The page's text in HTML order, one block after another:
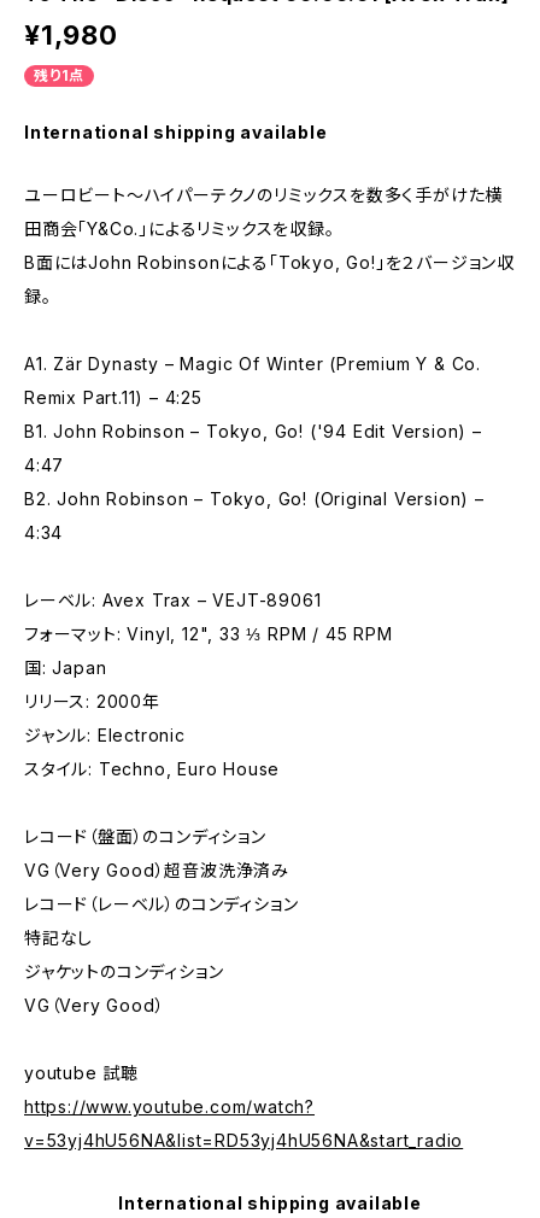
¥1,980
残り1点
International shipping available
ユーロビート～ハイパーテクノのリミックスを数多く手がけた横
田商会「Y&Co.」によるリミックスを収録。
B面にはJohn Robinsonによる「Tokyo, Go!」を２バージョン収
録。
A1. Zär Dynasty – Magic Of Winter (Premium Y & Co.
Remix Part.11) – 4:25
B1. John Robinson – Tokyo, Go! ('94 Edit Version) –
4:47
B2. John Robinson – Tokyo, Go! (Original Version) –
4:34
レーベル: Avex Trax – VEJT-89061
フォーマット: Vinyl, 12", 33 ⅓ RPM / 45 RPM
国: Japan
リリース: 2000年
ジャンル: Electronic
スタイル: Techno, Euro House
レコード（盤面）のコンディション
VG（Very Good）超音波洗浄済み
レコード（レーベル）のコンディション
特記なし
ジャケットのコンディション
VG（Very Good）
youtube 試聴
https://www.youtube.com/watch?
v=53yj4hU56NA&list=RD53yj4hU56NA&start_radio
International shipping available